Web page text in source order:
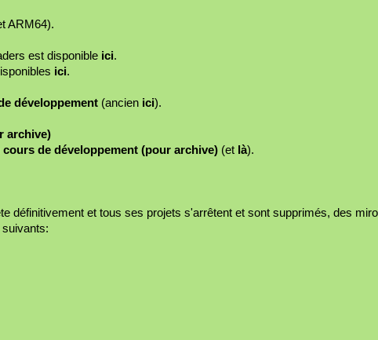
ARM64).
est disponible ici.
ici.
développement (ancien ici).
archive)
de développement (pour archive) (et là).
définitivement et tous ses projets s'arrêtent et sont supprimés, des